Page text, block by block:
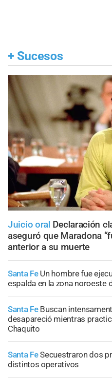
+ Sucesos
Juicio oral Declaración
aseguró que Maradona
anterior a su muerte
Santa Fe Un hombre fue
espalda en la zona noroeste
Santa Fe Buscan
desapareció mientras
Chaquito
Santa FeSecuestraron dos
distintos operativos